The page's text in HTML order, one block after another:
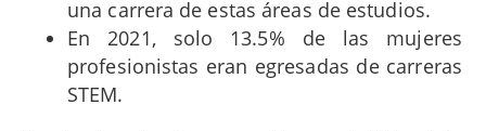
una carrera de estas áreas de estudios.
En 2021, solo 13.5% de las mujeres
profesionistas eran egresadas de carreras
STEM.